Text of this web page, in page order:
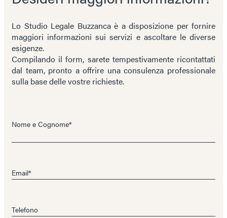
Lo Studio Legale Buzzanca è a disposizione per fornire
maggiori informazioni sui servizi e ascoltare le diverse
esigenze.
Compilando il form, sarete tempestivamente ricontattati
dal team, pronto a offrire una consulenza professionale
sulla base delle vostre richieste.
Nome e Cognome*
Email*
Telefono